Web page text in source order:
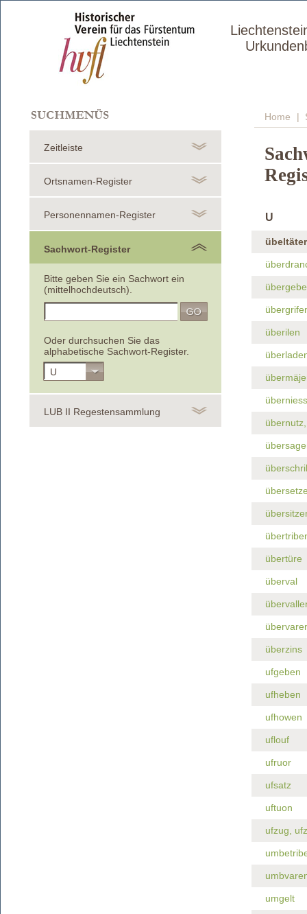
Home |
Zeitleiste
Ortsnamen-Register
Personennamen-Register
Sachwort-Register
Bitte geben Sie ein Sachwort ein
(mittelhochdeutsch).
Oder durchsuchen Sie das
alphabetische Sachwort-Register.
U
LUB II Regestensammlung
U
übeltäter
überilen
übertüre
überval
überzins
ufgeben
ufheben
ufhowen
uflouf
ufruor
ufsatz
uftuon
ufzug,
umgelt